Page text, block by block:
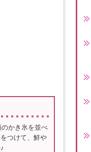
かき氷を並べ
つけて、鮮や